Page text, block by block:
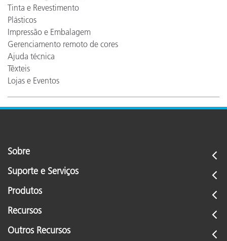
Tinta e Revestimento
Plásticos
Impressão e Embalagem
Gerenciamento remoto de cores
Ajuda técnica
Têxteis
Lojas e Eventos
Sobre
Suporte e Serviços
Produtos
Recursos
Outros Recursos